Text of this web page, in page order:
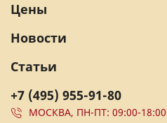
+7 (495) 955-91-80
МОСКВА, ПН-ПТ: 09:00-18:00
Цены
Новости
Статьи